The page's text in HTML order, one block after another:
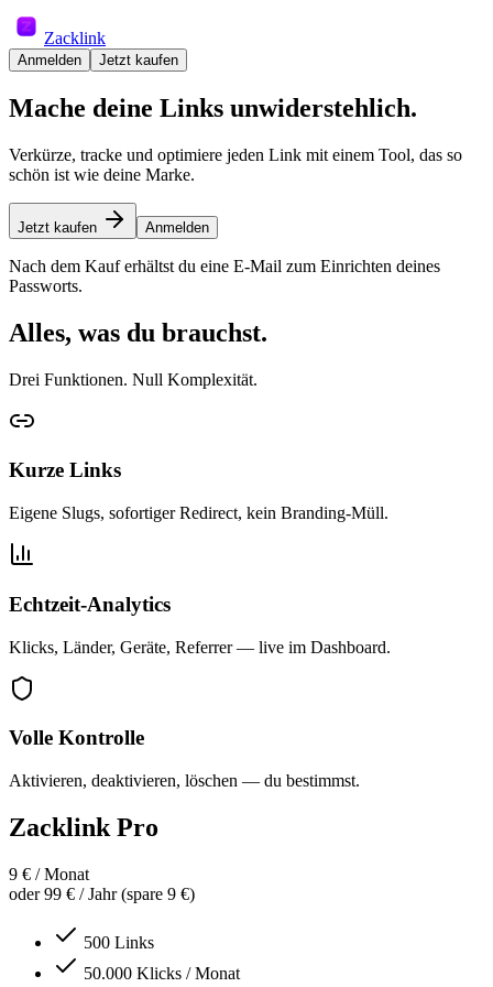
Zacklink
Anmelden Jetzt kaufen
Mache deine Links unwiderstehlich.
Verkürze, tracke und optimiere jeden Link mit einem Tool, das so
schön ist wie deine Marke.
Jetzt kaufen Anmelden
Nach dem Kauf erhältst du eine E-Mail zum Einrichten deines
Passworts.
Alles, was du brauchst.
Drei Funktionen. Null Komplexität.
Kurze Links
Eigene Slugs, sofortiger Redirect, kein Branding-Müll.
Echtzeit-Analytics
Klicks, Länder, Geräte, Referrer — live im Dashboard.
Volle Kontrolle
Aktivieren, deaktivieren, löschen — du bestimmst.
Zacklink Pro
9 € / Monat
oder 99 € / Jahr (spare 9 €)
500 Links
50.000 Klicks / Monat